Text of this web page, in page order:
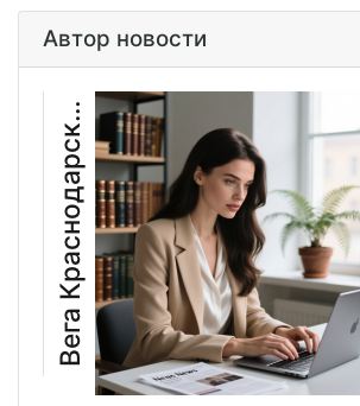
Автор новости
В
е
г
а
К
р
а
с
н
о
д
а
р
с
к
а
я